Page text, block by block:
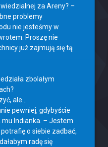
za Areny? –
problemy
nie jesteśmy w
Proszę nie
już zajmują się tą
zbolałym
ale…
pewniej, gdybyście
Indianka. – Jestem
o siebie zadbać,
radę się